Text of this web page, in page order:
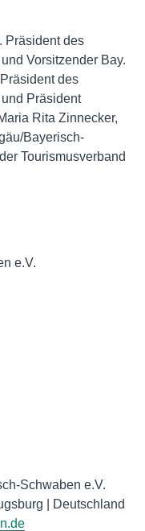
Präsident des
Vorsitzender Bay.
des
Präsident
Rita Zinnecker,
Bayerisch-
Tourismusverband
e.V.
Schwaben e.V.
| Deutschland